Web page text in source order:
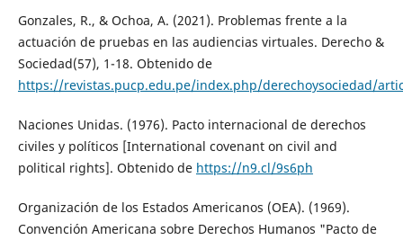
Gonzales, R., & Ochoa, A. (2021). Problemas frente a la
actuación de pruebas en las audiencias virtuales. Derecho &
Sociedad(57), 1-18. Obtenido de
https://revistas.pucp.edu.pe/index.php/derechoysociedad/
Naciones Unidas. (1976). Pacto internacional de derechos
civiles y políticos [International covenant on civil and
political rights]. Obtenido de https://n9.cl/9s6ph
Organización de los Estados Americanos (OEA). (1969).
Convención Americana sobre Derechos Humanos "Pacto de